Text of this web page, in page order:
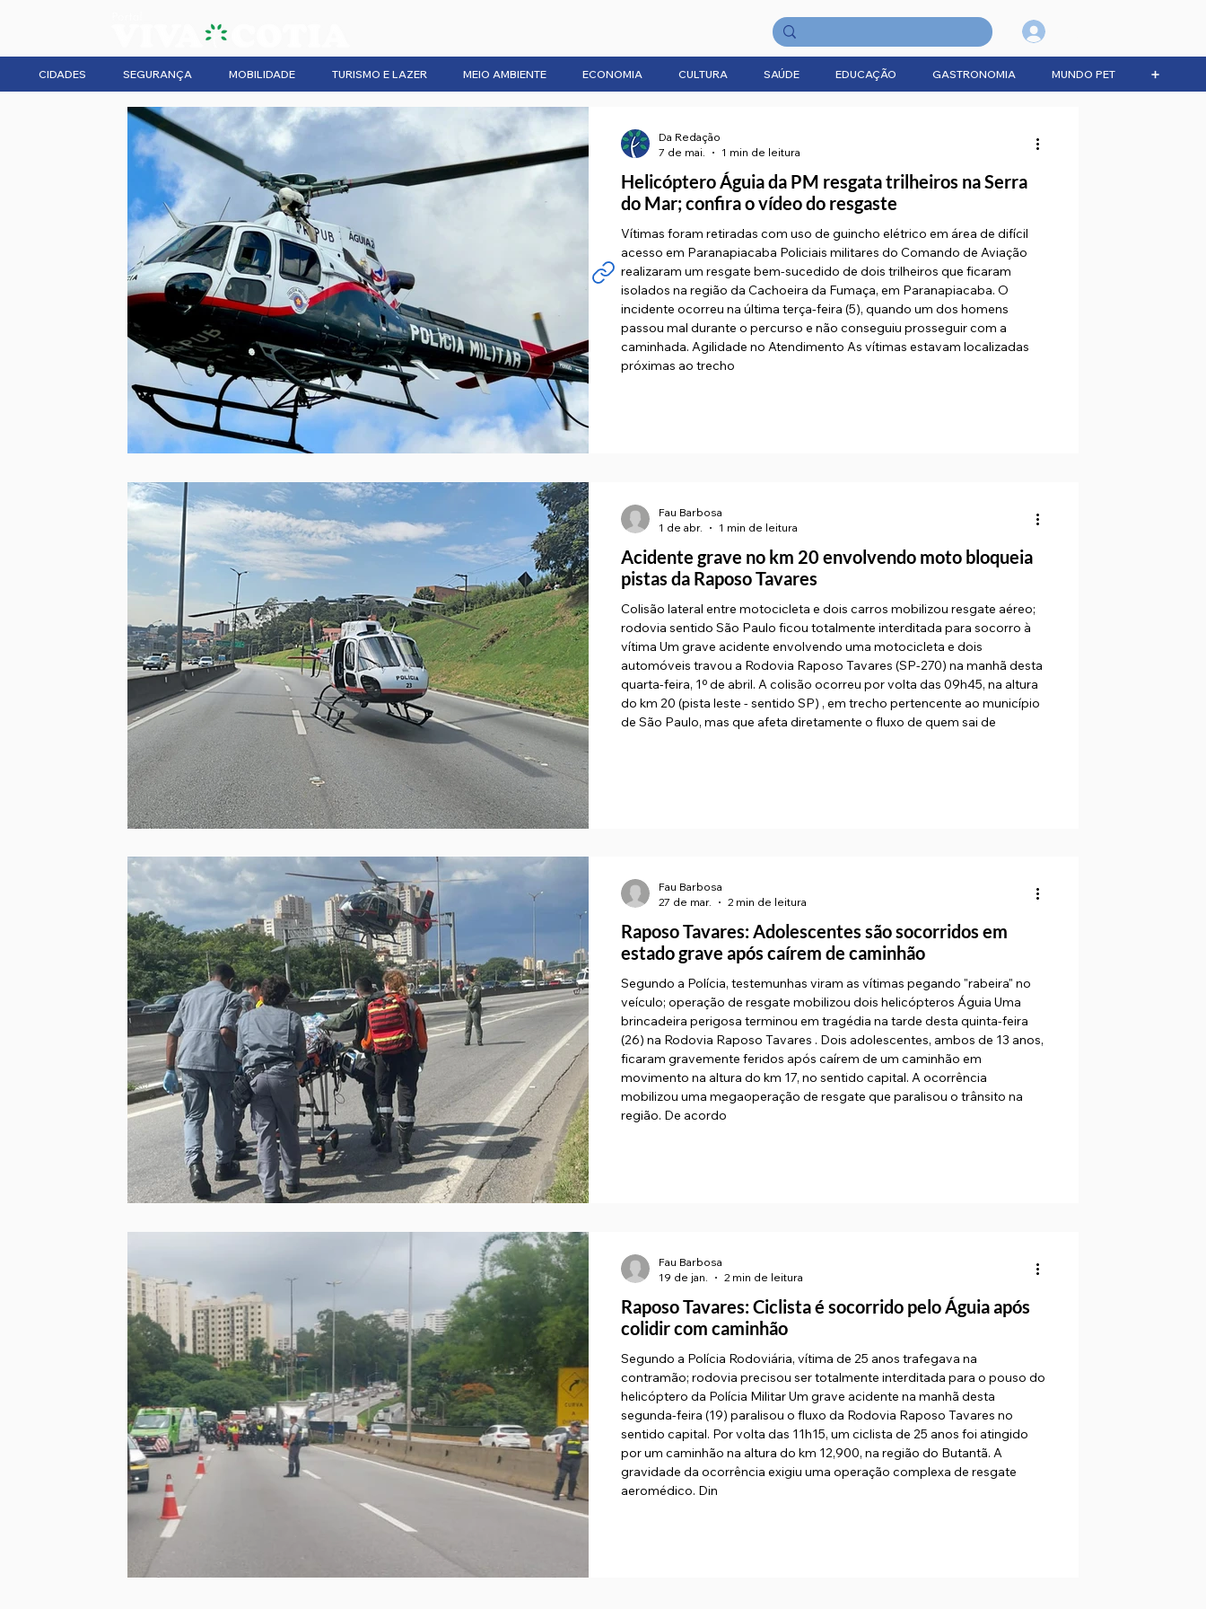
CIDADES SEGURANÇA MOBILIDADE TURISMO E LAZER MEIO AMBIENTE ECONOMIA CULTURA SAÚDE EDUCAÇÃO GASTRONOMIA MUNDO PET ➕
Helicóptero Águia da PM resgata trilheiros na Serra
do Mar; confira o vídeo do resgaste
Vítimas foram retiradas com uso de guincho elétrico em área de difícil
acesso em Paranapiacaba Policiais militares do Comando de Aviação
realizaram um resgate bem-sucedido de dois trilheiros que ficaram
isolados na região da Cachoeira da Fumaça, em Paranapiacaba. O
incidente ocorreu na última terça-feira (5), quando um dos homens
passou mal durante o percurso e não conseguiu prosseguir com a
caminhada. Agilidade no Atendimento As vítimas estavam localizadas
próximas ao trecho
Da Redação
7 de mai.
1 min de leitura
Acidente grave no km 20 envolvendo moto bloqueia
pistas da Raposo Tavares
Colisão lateral entre motocicleta e dois carros mobilizou resgate aéreo;
rodovia sentido São Paulo ficou totalmente interditada para socorro à
vítima Um grave acidente envolvendo uma motocicleta e dois
automóveis travou a Rodovia Raposo Tavares (SP-270) na manhã desta
quarta-feira, 1º de abril. A colisão ocorreu por volta das 09h45, na altura
do km 20 (pista leste - sentido SP) , em trecho pertencente ao município
de São Paulo, mas que afeta diretamente o fluxo de quem sai de
Fau Barbosa
1 de abr.
1 min de leitura
Raposo Tavares: Adolescentes são socorridos em
estado grave após caírem de caminhão
Segundo a Polícia, testemunhas viram as vítimas pegando "rabeira" no
veículo; operação de resgate mobilizou dois helicópteros Águia Uma
brincadeira perigosa terminou em tragédia na tarde desta quinta-feira
(26) na Rodovia Raposo Tavares . Dois adolescentes, ambos de 13 anos,
ficaram gravemente feridos após caírem de um caminhão em
movimento na altura do km 17, no sentido capital. A ocorrência
mobilizou uma megaoperação de resgate que paralisou o trânsito na
região. De acordo
Fau Barbosa
27 de mar.
2 min de leitura
Raposo Tavares: Ciclista é socorrido pelo Águia após
colidir com caminhão
Segundo a Polícia Rodoviária, vítima de 25 anos trafegava na
contramão; rodovia precisou ser totalmente interditada para o pouso do
helicóptero da Polícia Militar Um grave acidente na manhã desta
segunda-feira (19) paralisou o fluxo da Rodovia Raposo Tavares no
sentido capital. Por volta das 11h15, um ciclista de 25 anos foi atingido
por um caminhão na altura do km 12,900, na região do Butantã. A
gravidade da ocorrência exigiu uma operação complexa de resgate
aeromédico. Din
Fau Barbosa
19 de jan.
2 min de leitura